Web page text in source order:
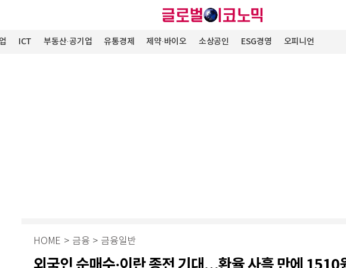
ICT 부동산·공기업 유통경제 제약∙바이오 소상공인 ESG경영 오피니언
HOME > 금융 > 금융일반